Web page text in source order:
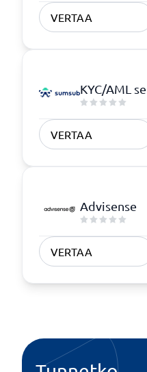
VERTAA
KYC/AML
VERTAA
Advisense
VERTAA